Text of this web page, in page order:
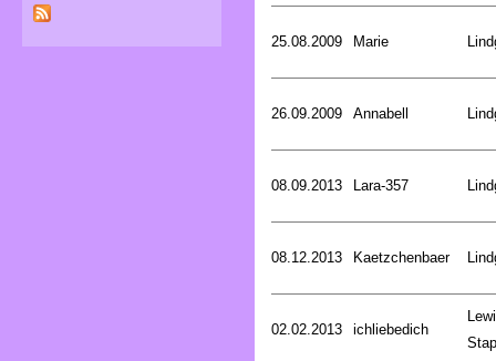
25.08.2009 Marie
26.09.2009 Annabell
08.09.2013 Lara-357
08.12.2013 Kaetzchenbaer
02.02.2013 ichliebedich